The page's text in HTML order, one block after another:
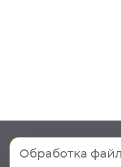
Шоу-рум
Обработка